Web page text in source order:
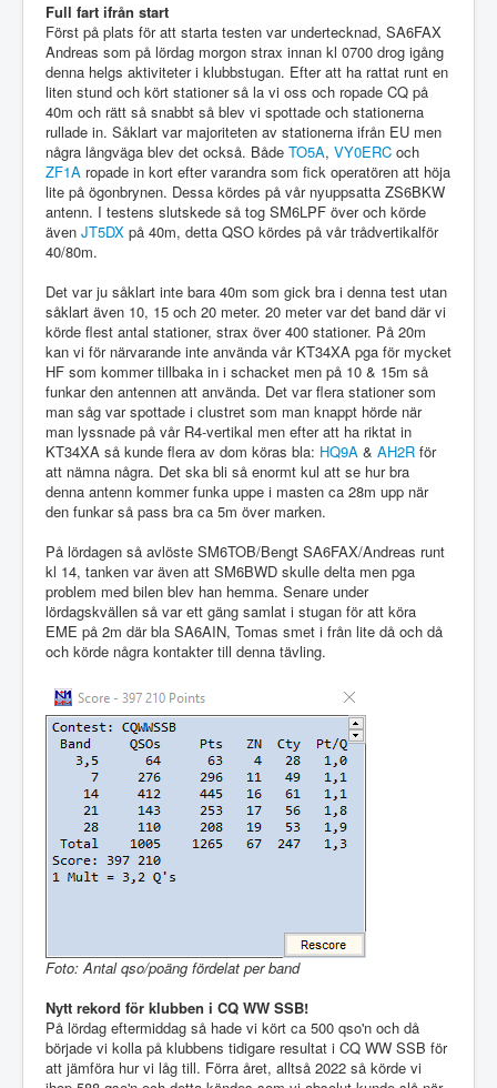
Full fart ifrån start
Först på plats för att starta testen var undertecknad, SA6FAX
Andreas som på lördag morgon strax innan kl 0700 drog igång
denna helgs aktiviteter i klubbstugan. Efter att ha rattat runt en
liten stund och kört stationer så la vi oss och ropade CQ på
40m och rätt så snabbt så blev vi spottade och stationerna
rullade in. Såklart var majoriteten av stationerna ifrån EU men
några långväga blev det också. Både TO5A, VY0ERC och
ZF1A ropade in kort efter varandra som fick operatören att höja
lite på ögonbrynen. Dessa kördes på vår nyuppsatta ZS6BKW
antenn. I testens slutskede så tog SM6LPF över och körde
även JT5DX på 40m, detta QSO kördes på vår trådvertikalför
40/80m.
Det var ju såklart inte bara 40m som gick bra i denna test utan
såklart även 10, 15 och 20 meter. 20 meter var det band där vi
körde flest antal stationer, strax över 400 stationer. På 20m
kan vi för närvarande inte använda vår KT34XA pga för mycket
HF som kommer tillbaka in i schacket men på 10 & 15m så
funkar den antennen att använda. Det var flera stationer som
man såg var spottade i clustret som man knappt hörde när
man lyssnade på vår R4-vertikal men efter att ha riktat in
KT34XA så kunde flera av dom köras bla: HQ9A & AH2R för
att nämna några. Det ska bli så enormt kul att se hur bra
denna antenn kommer funka uppe i masten ca 28m upp när
den funkar så pass bra ca 5m över marken.
På lördagen så avlöste SM6TOB/Bengt SA6FAX/Andreas runt
kl 14, tanken var även att SM6BWD skulle delta men pga
problem med bilen blev han hemma. Senare under
lördagskvällen så var ett gäng samlat i stugan för att köra
EME på 2m där bla SA6AIN, Tomas smet i från lite då och då
och körde några kontakter till denna tävling.
Foto: Antal qso/poäng fördelat per band
Nytt rekord för klubben i CQ WW SSB!
På lördag eftermiddag så hade vi kört ca 500 qso'n och då
började vi kolla på klubbens tidigare resultat i CQ WW SSB för
att jämföra hur vi låg till. Förra året, alltså 2022 så körde vi